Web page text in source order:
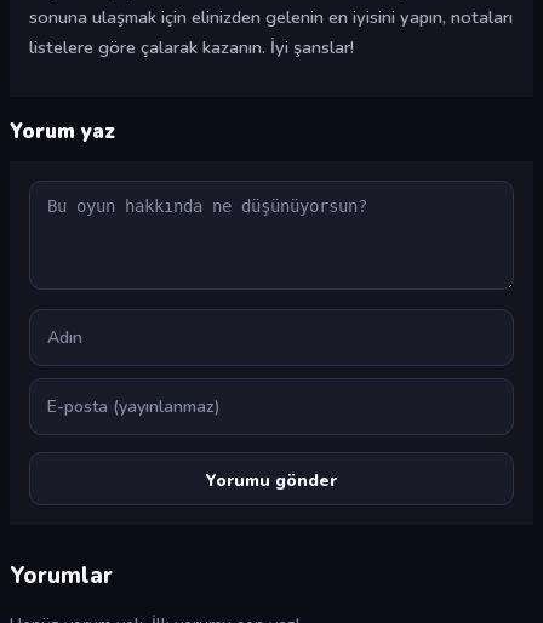
sonuna ulaşmak için elinizden gelenin en iyisini yapın, notaları
listelere göre çalarak kazanın. İyi şanslar!
Yorum yaz
Yorum
Ad
E-posta
Yorumlar